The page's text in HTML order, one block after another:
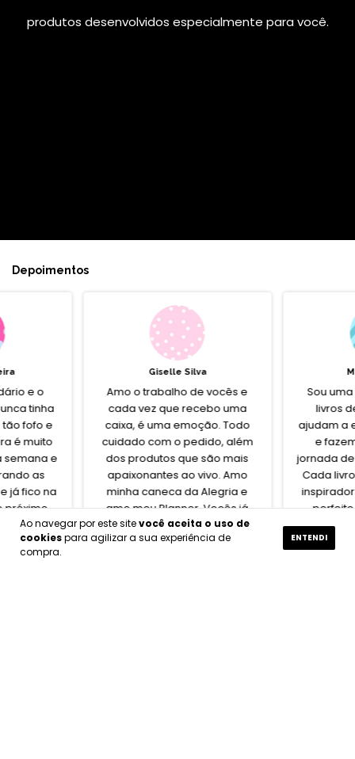
Ao navegar por este sitevocê aceita o uso de
cookiespara agilizar a sua experiência de
compra.
ENTENDI
produtos desenvolvidos especialmente para você.
Depoimentos
e o
tinha
fofo e
é muito
semana e
as
já fico na
próximo.
Giselle Silva
Amo o trabalho de vocês e
cada vez que recebo uma
caixa, é uma emoção. Todo
cuidado com o pedido, além
dos produtos que são mais
apaixonantes ao vivo. Amo
minha caneca da Alegria e
amo meu Planner. Vocês já
fazem parte da minha rotina.
Sou
livros
ajudam a
e
jornada
Cada
pessoas
por